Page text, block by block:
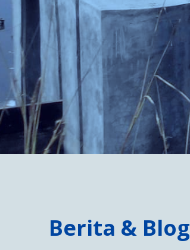
Berita & Blog